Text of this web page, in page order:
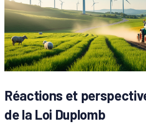
Réactions et
de la Loi Duplomb